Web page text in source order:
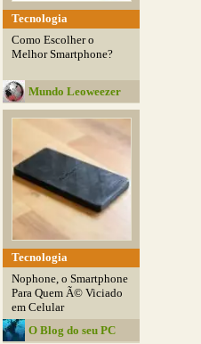
Tecnologia
Como Escolher o
Melhor Smartphone?
Mundo Leoweezer
Tecnologia
Nophone, o Smartphone
Para Quem Ã© Viciado
em Celular
O Blog do seu PC